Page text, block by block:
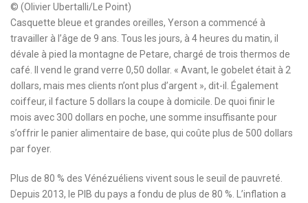
© (Olivier Ubertalli/Le Point)
Casquette bleue et grandes oreilles, Yerson a commencé à
travailler à l’âge de 9 ans. Tous les jours, à 4 heures du matin, il
dévale à pied la montagne de Petare, chargé de trois thermos de
café. Il vend le grand verre 0,50 dollar. « Avant, le gobelet était à 2
dollars, mais mes clients n’ont plus d’argent », dit-il. Également
coiffeur, il facture 5 dollars la coupe à domicile. De quoi finir le
mois avec 300 dollars en poche, une somme insuffisante pour
s’offrir le panier alimentaire de base, qui coûte plus de 500 dollars
par foyer.
Plus de 80 % des Vénézuéliens vivent sous le seuil de pauvreté.
Depuis 2013, le PIB du pays a fondu de plus de 80 %. L’inflation a